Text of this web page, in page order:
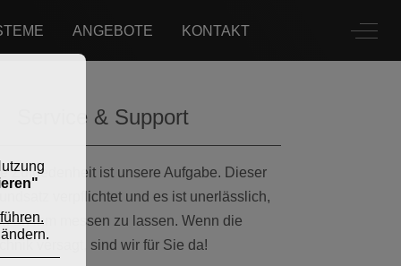
ANGEBOTE KONTAKT Off-
Service & Support
Zufriedenheit ist unsere Aufgabe. Dieser
verpflichtet und es ist unerlässlich,
an ihm messen zu lassen. Wenn die
versagt, sind wir für Sie da!